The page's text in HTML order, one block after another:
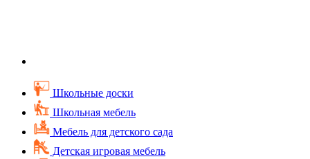
Школьные доски
Школьная мебель
Мебель для детского сада
Детская игровая мебель